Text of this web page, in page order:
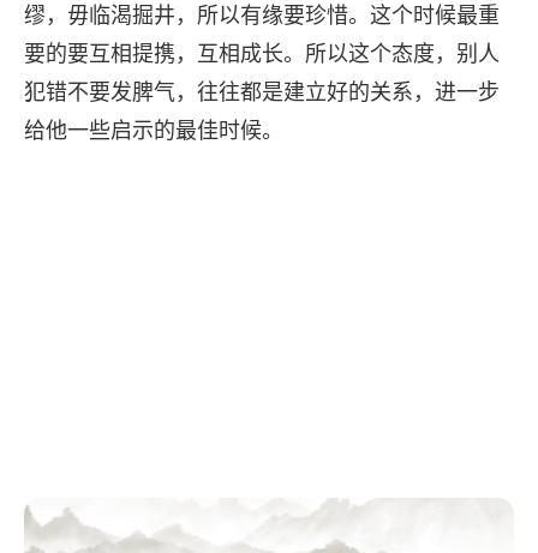
缪，毋临渴掘井，所以有缘要珍惜。这个时候最重
要的要互相提携，互相成长。所以这个态度，别人
犯错不要发脾气，往往都是建立好的关系，进一步
给他一些启示的最佳时候。